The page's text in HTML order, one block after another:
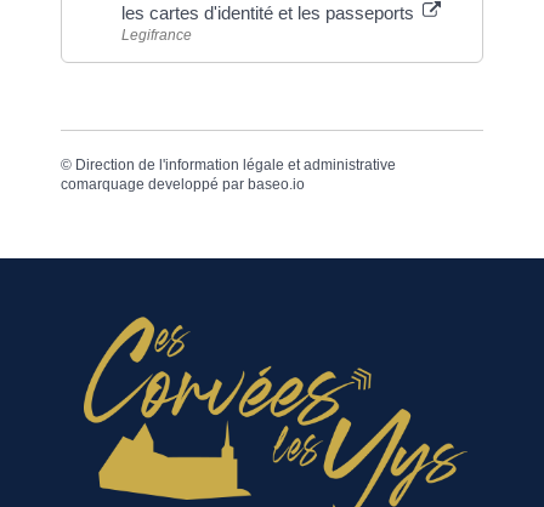
les cartes d'identité et les passeports
Legifrance
© Direction de l'information légale et administrative
comarquage developpé par baseo.io